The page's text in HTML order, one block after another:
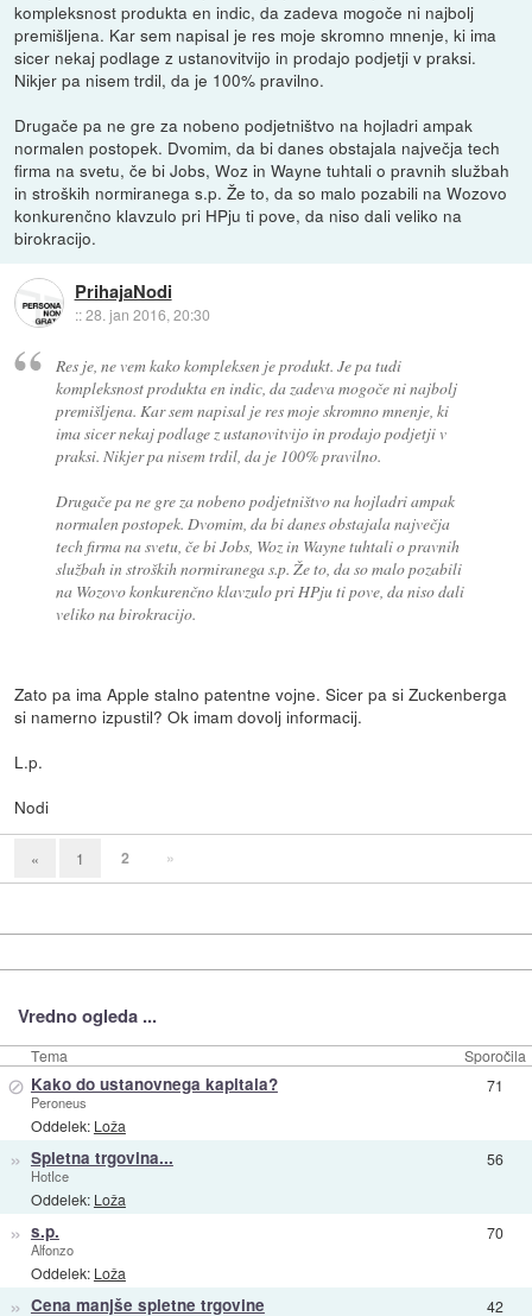
kompleksnost produkta en indic, da zadeva mogoče ni najbolj
premišljena. Kar sem napisal je res moje skromno mnenje, ki ima
sicer nekaj podlage z ustanovitvijo in prodajo podjetji v praksi.
Nikjer pa nisem trdil, da je 100% pravilno.
Drugače pa ne gre za nobeno podjetništvo na hojladri ampak
normalen postopek. Dvomim, da bi danes obstajala največja tech
firma na svetu, če bi Jobs, Woz in Wayne tuhtali o pravnih službah
in stroških normiranega s.p. Že to, da so malo pozabili na Wozovo
konkurenčno klavzulo pri HPju ti pove, da niso dali veliko na
birokracijo.
PrihajaNodi
::28. jan 2016, 20:30
Res je, ne vem kako kompleksen je produkt. Je pa tudi
kompleksnost produkta en indic, da zadeva mogoče ni najbolj
premišljena. Kar sem napisal je res moje skromno mnenje, ki
ima sicer nekaj podlage z ustanovitvijo in prodajo podjetji v
praksi. Nikjer pa nisem trdil, da je 100% pravilno.
Drugače pa ne gre za nobeno podjetništvo na hojladri ampak
normalen postopek. Dvomim, da bi danes obstajala največja
tech firma na svetu, če bi Jobs, Woz in Wayne tuhtali o pravnih
službah in stroških normiranega s.p. Že to, da so malo pozabili
na Wozovo konkurenčno klavzulo pri HPju ti pove, da niso dali
veliko na birokracijo.
Zato pa ima Apple stalno patentne vojne. Sicer pa si Zuckenberga
si namerno izpustil? Ok imam dovolj informacij.
L.p.
Nodi
« 1 2 »
Vredno ogleda ...
Tema Sporočila
⊘ Kako do ustanovnega kapitala?
Peroneus
Oddelek: Loža
71
» Spletna trgovina...
HotIce
Oddelek: Loža
56
» s.p.
Alfonzo
Oddelek: Loža
70
» Cena manjše spletne trgovine 42